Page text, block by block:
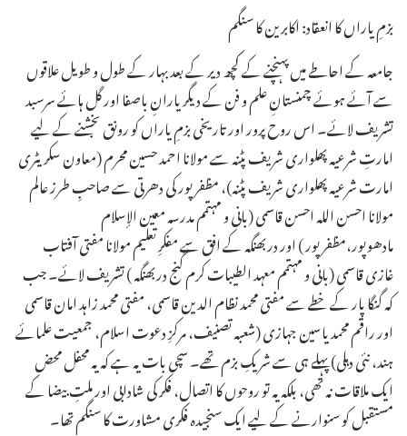
بزمِ یاراں کا انعقاد: اکابرین کا سنگم
جامعہ کے احاطے میں پہنچنے کے کچھ دیر کے بعد بہار کے طول و طویل علاقوں
سے آئے ہوئے چمنستانِ علم و فن کے دیگر یارانِ باصفا اور گل ہائے سرسبد
تشریف لائے۔ اس روح پرور اور تاریخی بزمِ یاراں کو رونق بخشنے کے لیے
امارتِ شرعیہ پھلواری شریف پٹنہ سے مولانا احمد حسین محرم (معاون سکریٹری
امارت شرعیہ پھلواری شریف پٹنہ)، مظفرپور کی دھرتی سے صاحبِ طرز عالم
مولانا احسن اللہ احسن قاسمی (بانی و مہتمم مدرسہ معین الإسلام
مادھوپور،مظفرپور ) اور دربھنگہ کے افق سے مفکرِ تعلیم مولانا مفتی آفتاب
غازی قاسمی (بانی و مہتمم معہد الطیبات کرم گنج دربھنگہ ) تشریف لائے۔ جب
کہ گنگا پار کے خطے سے مفتی محمد نظام الدین قاسمی، مفتی محمد زاہد امان قاسمی
اور راقم محمد یاسین جہازی (شعبہ تصنیف، مرکزِ دعوت اسلام، جمعیت علمائے
ہند، نئی دہلی) پہلے ہی سے شریکِ بزم تھے۔ سچی بات یہ ہے کہ یہ محفل محض
ایک ملاقات نہ تھی، بلکہ یہ تو روحوں کا اتصال، فکر کی شادابی اور ملتِ بیضا کے
مستقبل کو سنوارنے کے لیے ایک سنجیدہ فکری مشاورت کا سنگم تھا۔